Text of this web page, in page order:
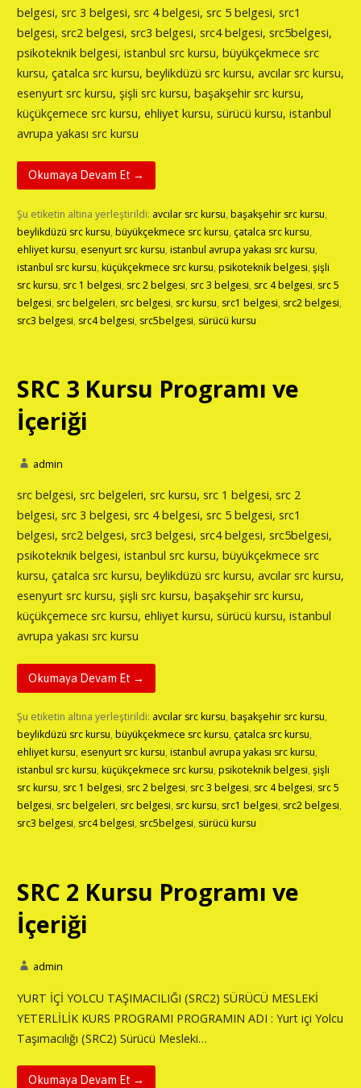
belgesi, src 3 belgesi, src 4 belgesi, src 5 belgesi, src1
belgesi, src2 belgesi, src3 belgesi, src4 belgesi, src5belgesi,
psikoteknik belgesi, istanbul src kursu, büyükçekmece src
kursu, çatalca src kursu, beylikdüzü src kursu, avcılar src kursu,
esenyurt src kursu, şişli src kursu, başakşehir src kursu,
küçükçemece src kursu, ehliyet kursu, sürücü kursu, istanbul
avrupa yakası src kursu
Okumaya Devam Et →
Şu etiketin altına yerleştirildi: avcılar src kursu, başakşehir src kursu,
beylikdüzü src kursu, büyükçekmece src kursu, çatalca src kursu,
ehliyet kursu, esenyurt src kursu, istanbul avrupa yakası src kursu,
istanbul src kursu, küçükçekmece src kursu, psikoteknik belgesi, şişli
src kursu, src 1 belgesi, src 2 belgesi, src 3 belgesi, src 4 belgesi, src 5
belgesi, src belgeleri, src belgesi, src kursu, src1 belgesi, src2 belgesi,
src3 belgesi, src4 belgesi, src5belgesi, sürücü kursu
SRC 3 Kursu Programı ve
İçeriği
admin
src belgesi, src belgeleri, src kursu, src 1 belgesi, src 2
belgesi, src 3 belgesi, src 4 belgesi, src 5 belgesi, src1
belgesi, src2 belgesi, src3 belgesi, src4 belgesi, src5belgesi,
psikoteknik belgesi, istanbul src kursu, büyükçekmece src
kursu, çatalca src kursu, beylikdüzü src kursu, avcılar src kursu,
esenyurt src kursu, şişli src kursu, başakşehir src kursu,
küçükçemece src kursu, ehliyet kursu, sürücü kursu, istanbul
avrupa yakası src kursu
Okumaya Devam Et →
Şu etiketin altına yerleştirildi: avcılar src kursu, başakşehir src kursu,
beylikdüzü src kursu, büyükçekmece src kursu, çatalca src kursu,
ehliyet kursu, esenyurt src kursu, istanbul avrupa yakası src kursu,
istanbul src kursu, küçükçekmece src kursu, psikoteknik belgesi, şişli
src kursu, src 1 belgesi, src 2 belgesi, src 3 belgesi, src 4 belgesi, src 5
belgesi, src belgeleri, src belgesi, src kursu, src1 belgesi, src2 belgesi,
src3 belgesi, src4 belgesi, src5belgesi, sürücü kursu
SRC 2 Kursu Programı ve
İçeriği
admin
YURT İÇİ YOLCU TAŞIMACILIĞI (SRC2) SÜRÜCÜ MESLEKİ
YETERLİLİK KURS PROGRAMI PROGRAMIN ADI : Yurt içi Yolcu
Taşımacılığı (SRC2) Sürücü Mesleki…
Okumaya Devam Et →